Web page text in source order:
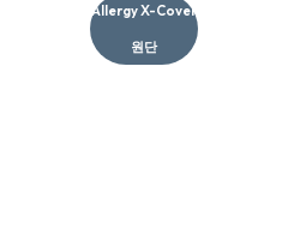
Allergy X-Cover
원단​